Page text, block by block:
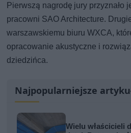
Pierwszą nagrodę jury przyznało
pracowni SAO Architecture.
warszawskiemu biuru WXCA,
opracowanie akustyczne i
dziedzińca.
Najpopularniejsze
Wielu właścicieli